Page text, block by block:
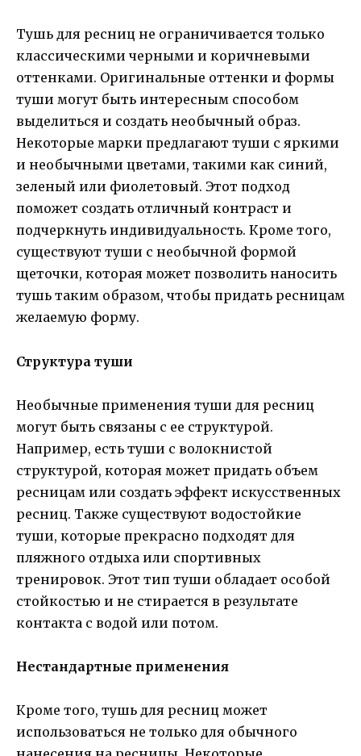
Тушь для ресниц не ограничивается только
классическими черными и коричневыми
оттенками. Оригинальные оттенки и формы
туши могут быть интересным способом
выделиться и создать необычный образ.
Некоторые марки предлагают туши с яркими
и необычными цветами, такими как синий,
зеленый или фиолетовый. Этот подход
поможет создать отличный контраст и
подчеркнуть индивидуальность. Кроме того,
существуют туши с необычной формой
щеточки, которая может позволить наносить
тушь таким образом, чтобы придать ресницам
желаемую форму.
Структура туши
Необычные применения туши для ресниц
могут быть связаны с ее структурой.
Например, есть туши с волокнистой
структурой, которая может придать объем
ресницам или создать эффект искусственных
ресниц. Также существуют водостойкие
туши, которые прекрасно подходят для
пляжного отдыха или спортивных
тренировок. Этот тип туши обладает особой
стойкостью и не стирается в результате
контакта с водой или потом.
Нестандартные применения
Кроме того, тушь для ресниц может
использоваться не только для обычного